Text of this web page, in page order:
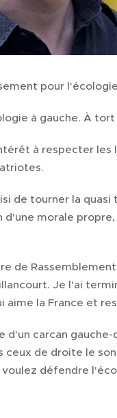
pour
à gauche. À tort
à respecter les
de tourner la
morale
de
Je l'ai
la France et
carcan
de droite le
défendre